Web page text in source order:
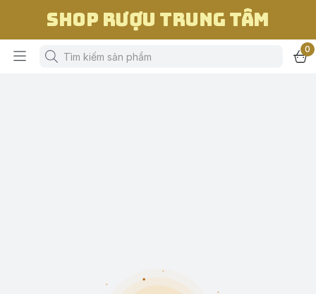
Shop Rượu Trung Tâm
0